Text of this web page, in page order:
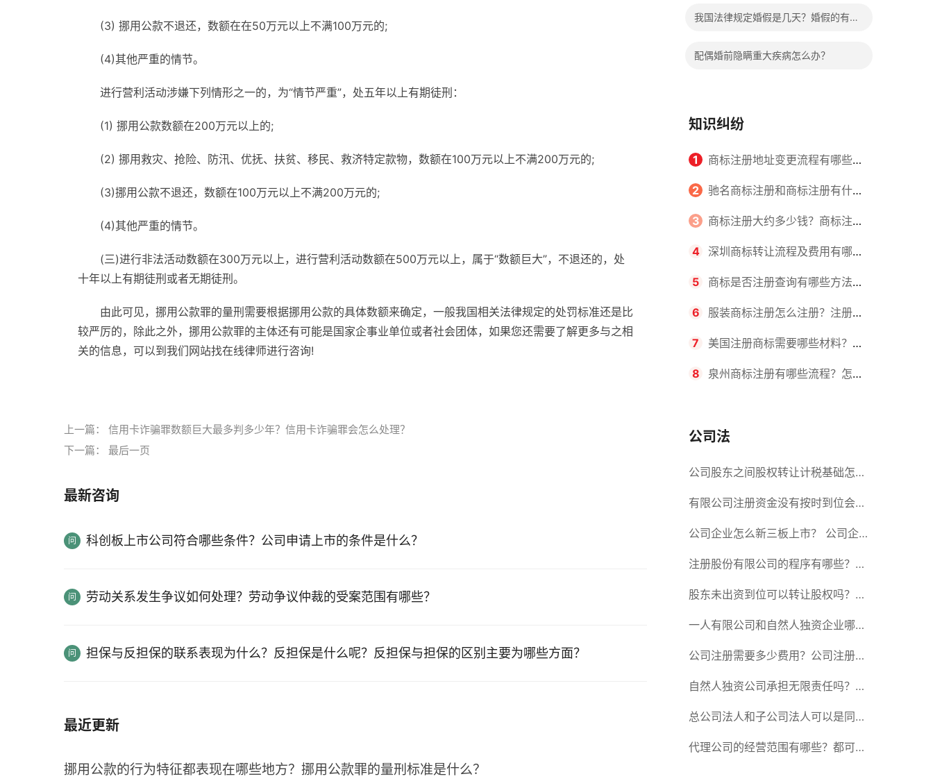
(3) 挪用公款不退还，数额在在50万元以上不满100万元的;
(4)其他严重的情节。
进行营利活动涉嫌下列情形之一的，为“情节严重”，处五年以上有期徒刑：
(1) 挪用公款数额在200万元以上的;
(2) 挪用救灾、抢险、防汛、优抚、扶贫、移民、救济特定款物，数额在100万元以上不满200万元的;
(3)挪用公款不退还，数额在100万元以上不满200万元的;
(4)其他严重的情节。
(三)进行非法活动数额在300万元以上，进行营利活动数额在500万元以上，属于“数额巨大”，不退还的，处
十年以上有期徒刑或者无期徒刑。
由此可见，挪用公款罪的量刑需要根据挪用公款的具体数额来确定，一般我国相关法律规定的处罚标准还是比
较严厉的，除此之外，挪用公款罪的主体还有可能是国家企事业单位或者社会团体，如果您还需要了解更多与之相
关的信息，可以到我们网站找在线律师进行咨询!
上一篇： 信用卡诈骗罪数额巨大最多判多少年？信用卡诈骗罪会怎么处理？
下一篇： 最后一页
最新咨询
科创板上市公司符合哪些条件？公司申请上市的条件是什么？
劳动关系发生争议如何处理？劳动争议仲裁的受案范围有哪些？
担保与反担保的联系表现为什么？反担保是什么呢？反担保与担保的区别主要为哪些方面？
最近更新
挪用公款的行为特征都表现在哪些地方？挪用公款罪的量刑标准是什么？
我国法律规定婚假是几天？婚假的有关
配偶婚前隐瞒重大疾病怎么办？
知识纠纷
1 商标注册地址变更流程有哪些？
怎么提交申请书件？
2 驰名商标注册和商标注册有什么
区别？
3 商标注册大约多少钱？商标注册
查询的方式有哪些？
4 深圳商标转让流程及费用有哪些
要求？商标转让所需时间是多久？
5 商标是否注册查询有哪些方法？
有哪些步骤？
6 服装商标注册怎么注册？注册商
标流程有哪些？
7 美国注册商标需要哪些材料？美
国商标办理流程有哪些？
8 泉州商标注册有哪些流程？怎么
公司法
公司股东之间股权转让计税基础怎么
确认？公司股东之间的股权转让要符
合什么要件？
有限公司注册资金没有按时到位会怎
么样？股份有限公司设立的注册条件
公司企业怎么新三板上市？ 公司企
业新三板上市的流程
注册股份有限公司的程序有哪些？注
册股份有限公司需要提交哪些材料？
股东未出资到位可以转让股权吗？股
东未出资到位能否分红？
一人有限公司和自然人独资企业哪个
好？一人公司设立条件有哪些？
公司注册需要多少费用？公司注册需
要准备什么材料？
自然人独资公司承担无限责任吗？有
限责任公司与有限责任公司的区别
总公司法人和子公司法人可以是同一
个人吗？总公司更名分公司需要更改
代理公司的经营范围有哪些？都可以